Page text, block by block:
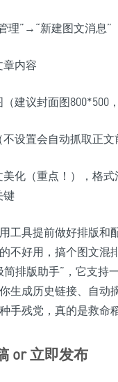
理”→“新建图文消息”
章内容
建议封面图800*500
设置会自动抓取正文
化（重点！），格
键
工具提前做好排版和
不好用，搞个图文混
简排版助手”，它支持
生成历史链接、自动
手残党，真的是救命
or 立即发布